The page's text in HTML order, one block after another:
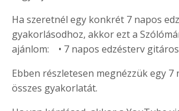
Ha szeretnél egy konkrét 7 napos
gyakorlásodhoz, akkor ezt a
ajánlom: • 7 napos edzésterv
Ebben részletesen megnézzük egy 7
összes gyakorlatát.